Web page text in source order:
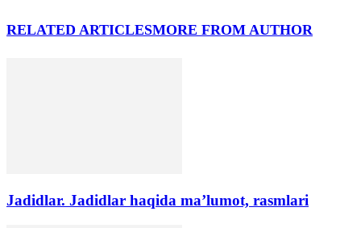
RELATED ARTICLESMORE FROM AUTHOR
Jadidlar. Jadidlar haqida ma’lumot, rasmlari